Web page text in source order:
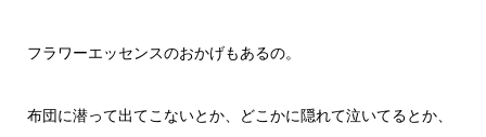
フラワーエッセンスのおかげもあるの。
布団に潜って出てこないとか、どこかに隠れて泣いてるとか、